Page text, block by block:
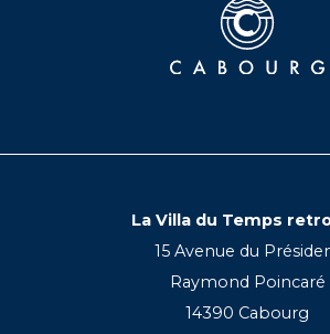
La Villa du Temps
15 Avenue du
Raymond Poincaré
14390 Cabourg